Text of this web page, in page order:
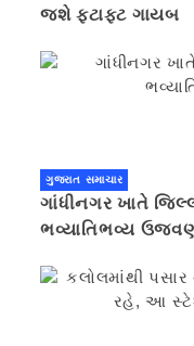
જશે ફટાફટ ગાયબ
ગુજરાત સમાચાર
ગાંધીનગર ખાતે
ભવ્યાતિભવ્ય